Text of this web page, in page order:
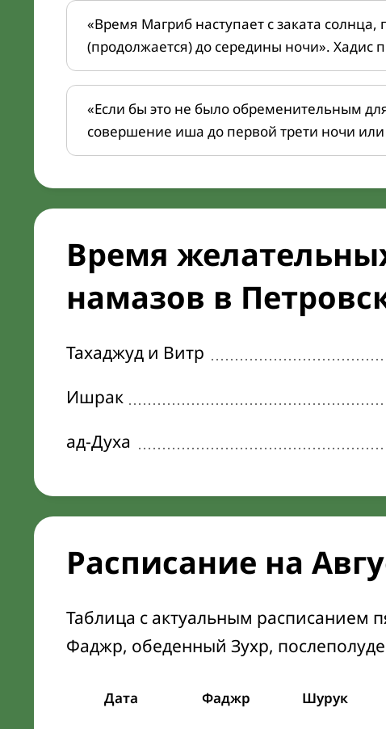
«Время Магриб наступает с заката
(продолжается) до середины ночи». Хадис
«Если бы это не было обременительным
совершение иша до первой трети ночи
Время
намазов в
Тахаджуд и Витр
Ишрак
ад-Духа
Расписание на
Таблица с актуальным расписанием
Фаджр, обеденный Зухр,
Дата Фаджр Шурук